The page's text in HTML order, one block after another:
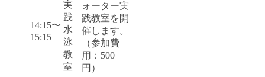
14:15〜
15:15
実
践
水
泳
教
室
ォーター実
践教室を開
催します。
（参加費
用：500
円）